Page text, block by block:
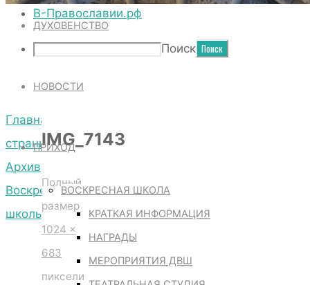
ДУХОВЕНСТВО
НОВОСТИ
ПРИХОД
ВОСКРЕСНАЯ ШКОЛА
КРАТКАЯ ИНФОРМАЦИЯ
НАГРАДЫ
МЕРОПРИЯТИЯ ДВШ
IMG_7143
Главная
страница
Архив
Воскресной
школы
IMG_7143
IMG_7143
Полный
размер
1024 ×
683
пиксели
В-Православии.рф
Поиск